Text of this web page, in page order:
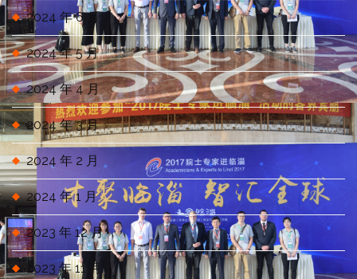
2024 年 6 月
2024 年 5 月
2024 年 4 月
2024 年 3 月
2024 年 2 月
2024 年 1 月
2023 年 12 月
2023 年 11 月